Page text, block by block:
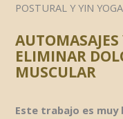
POSTURAL Y YIN
ELIMINAR
MUSCULAR
Este trabajo es muy